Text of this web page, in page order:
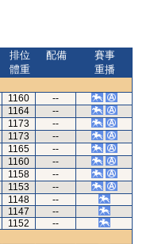
排位
體重
配備
賽事
重播
1160
--
1164
--
1173
--
1173
--
1165
--
1160
--
1158
--
1153
--
1148
--
1147
--
1152
--